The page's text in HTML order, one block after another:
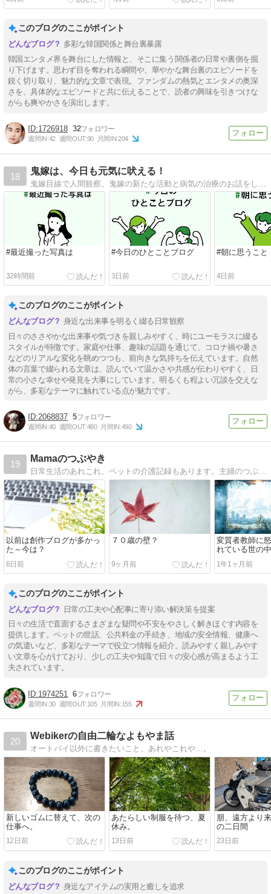
このブログのここがポイント
多彩な韓国関係と舞台裏暴露
韓国エンタメ界を舞台にした情報と、そこに集う関係者の日常や裏側を掘
り下げます。思わず目を奪われる瞬間や、華やかな舞台裏のエピソードを
鋭く切り取り、魅力的な文章で表現。ファンダムの熱気とエンタメの奥深
さを、具体的なエピソードと共に伝えることで、読者の興味を引きつけな
がらも爽やかさを演出します。
1726918 32
週間IN:42 週間OUT:90 月間IN:204
18
鬼嫁は、今日も元気に吠える！
#最近撮った写真は
32時間前
#今日のひとことブログ
3日前
#朝に思うこと
4日前
このブログのここがポイント
身近な出来事を明るく綴る日常観察
日々のささやかな出来事や気づきを親しみやすく、時にユーモラスに綴る
スタイルが特徴です。家庭や仕事、趣味の話題を通じて、コロナ禍や暑さ
などのリアルな変化を眺めつつも、前向きな気持ちを伝えています。自然
体の言葉で綴られる文章は、読んでいて温かさや共感が伝わりやすく、日
常の小さな幸せや発見を大事にしています。明るくも程よい冗談を交えな
がら、多彩なテーマに触れている点が魅力です。
2068837 5
週間IN:40 週間OUT:480 月間IN:490
19
Mamaのつぶやき
日常生活のあれこれ、ペットの介護記録もあります。主婦のつぶやきです。
以前は創作ブログが多かっ
た～今は？
6日前
７０歳の壁？
9ヶ月前
変質者教師に
れている世の中
1年1ヶ月前
このブログのここがポイント
日常の工夫や心配事に寄り添い解決策を提案
日々の生活で直面するさまざまな疑問や不安をやさしく解きほぐす内容を
提供します。ペットの世話、公共料金の手続き、地域の安全情報、健康へ
の気遣いなど、多彩なテーマで役立つ情報を紹介。読みやすく親しみやす
い文章を心がけており、少しの工夫や知識で日々の安心感が高まるよう工
夫されています。
1974251 6
週間IN:30 週間OUT:105 月間IN:155
20
Webikerの自由二輪なよもやま話
オートバイ以外に書きたいこと、あれやこれや…。
新しいゴムに替えて、次の
仕事へ。
12日前
あたらしい制服を待つ、夏
休み。
13日前
朋、遠方より
の二日間
23日前
このブログのここがポイント
身近なアイテムの実用と癒しを追求